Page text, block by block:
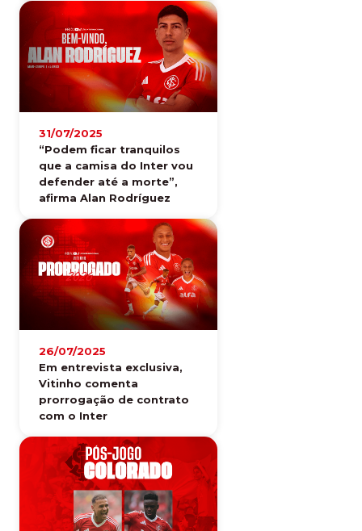
31/07/2025
“Podem ficar tranquilos
que a camisa do Inter vou
defender até a morte”,
afirma Alan Rodríguez
26/07/2025
Em entrevista exclusiva,
Vitinho comenta
prorrogação de contrato
com o Inter